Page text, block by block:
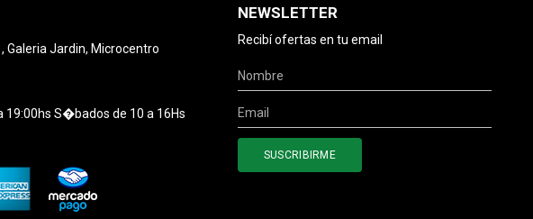
Galeria Jardin, Microcentro
19:00hs S�bados de 10 a 16Hs
NEWSLETTER
Recibí ofertas en tu email